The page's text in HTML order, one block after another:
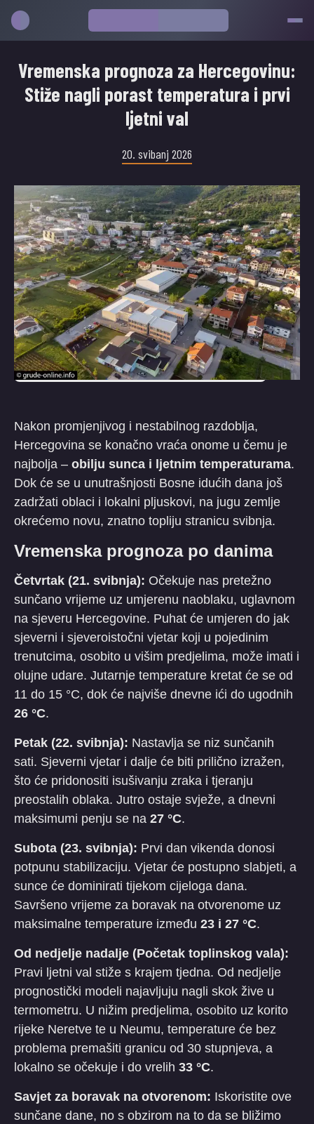
Vremenska prognoza za Hercegovinu:
Stiže nagli porast temperatura i prvi
ljetni val
20. svibanj 2026
​Nakon promjenjivog i nestabilnog razdoblja,
Hercegovina se konačno vraća onome u čemu je
najbolja – obilju sunca i ljetnim temperaturama.
Dok će se u unutrašnjosti Bosne idućih dana još
zadržati oblaci i lokalni pljuskovi, na jugu zemlje
okrećemo novu, znatno topliju stranicu svibnja.
​Vremenska prognoza po danima
Četvrtak (21. svibnja): Očekuje nas pretežno
sunčano vrijeme uz umjerenu naoblaku, uglavnom
na sjeveru Hercegovine. Puhat će umjeren do jak
sjeverni i sjeveroistočni vjetar koji u pojedinim
trenutcima, osobito u višim predjelima, može imati i
olujne udare. Jutarnje temperature kretat će se od
11 do 15 °C, dok će najviše dnevne ići do ugodnih
26 °C.
Petak (22. svibnja): Nastavlja se niz sunčanih
sati. Sjeverni vjetar i dalje će biti prilično izražen,
što će pridonositi isušivanju zraka i tjeranju
preostalih oblaka. Jutro ostaje svježe, a dnevni
maksimumi penju se na 27 °C.
Subota (23. svibnja): Prvi dan vikenda donosi
potpunu stabilizaciju. Vjetar će postupno slabjeti, a
sunce će dominirati tijekom cijeloga dana.
Savršeno vrijeme za boravak na otvorenome uz
maksimalne temperature između 23 i 27 °C.
Od nedjelje nadalje (Početak toplinskog vala):
Pravi ljetni val stiže s krajem tjedna. Od nedjelje
prognostički modeli najavljuju nagli skok žive u
termometru. U nižim predjelima, osobito uz korito
rijeke Neretve te u Neumu, temperature će bez
problema premašiti granicu od 30 stupnjeva, a
lokalno se očekuje i do vrelih 33 °C.
Savjet za boravak na otvorenom: Iskoristite ove
sunčane dane, no s obzirom na to da se bližimo